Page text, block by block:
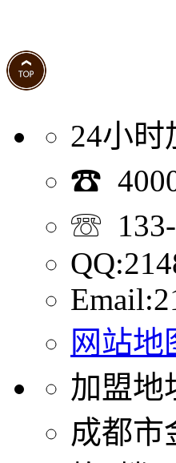
24小时
☎
☏ 133-
网站地
加盟地
成都市